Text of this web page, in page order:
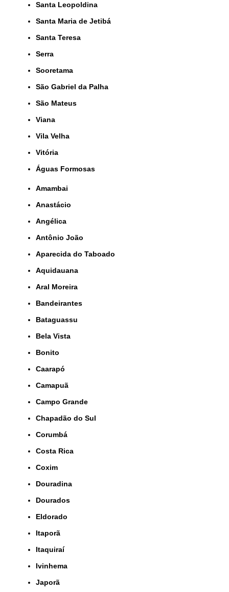
Santa Leopoldina
Santa Maria de Jetibá
Santa Teresa
Serra
Sooretama
São Gabriel da Palha
São Mateus
Viana
Vila Velha
Vitória
Águas Formosas
Amambai
Anastácio
Angélica
Antônio João
Aparecida do Taboado
Aquidauana
Aral Moreira
Bandeirantes
Bataguassu
Bela Vista
Bonito
Caarapó
Camapuã
Campo Grande
Chapadão do Sul
Corumbá
Costa Rica
Coxim
Douradina
Dourados
Eldorado
Itaporã
Itaquiraí
Ivinhema
Japorã